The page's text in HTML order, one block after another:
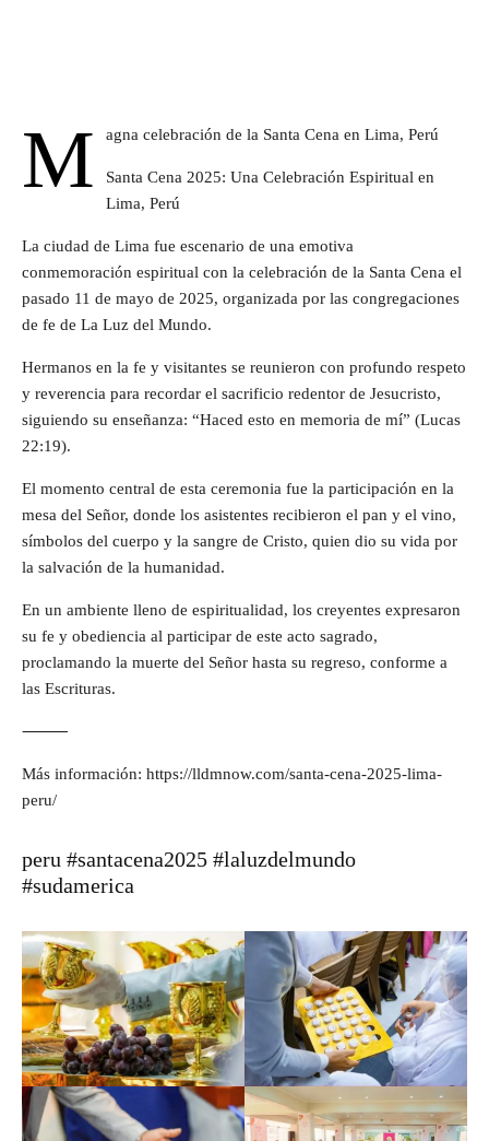
M agna celebración de la Santa Cena en Lima, Perú
Santa Cena 2025: Una Celebración Espiritual en
Lima, Perú
La ciudad de Lima fue escenario de una emotiva
conmemoración espiritual con la celebración de la Santa Cena el
pasado 11 de mayo de 2025, organizada por las congregaciones
de fe de La Luz del Mundo.
Hermanos en la fe y visitantes se reunieron con profundo respeto
y reverencia para recordar el sacrificio redentor de Jesucristo,
siguiendo su enseñanza: “Haced esto en memoria de mí” (Lucas
22:19).
El momento central de esta ceremonia fue la participación en la
mesa del Señor, donde los asistentes recibieron el pan y el vino,
símbolos del cuerpo y la sangre de Cristo, quien dio su vida por
la salvación de la humanidad.
En un ambiente lleno de espiritualidad, los creyentes expresaron
su fe y obediencia al participar de este acto sagrado,
proclamando la muerte del Señor hasta su regreso, conforme a
las Escrituras.
⸻
Más información: https://lldmnow.com/santa-cena-2025-lima-
peru/
peru #santacena2025 #laluzdelmundo
#sudamerica